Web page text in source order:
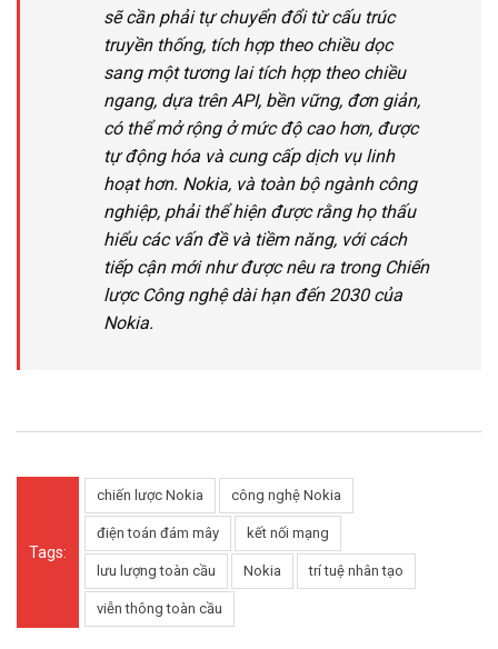
sẽ cần phải tự chuyển đổi từ cấu trúc
truyền thống, tích hợp theo chiều dọc
sang một tương lai tích hợp theo chiều
ngang, dựa trên API, bền vững, đơn giản,
có thể mở rộng ở mức độ cao hơn, được
tự động hóa và cung cấp dịch vụ linh
hoạt hơn. Nokia, và toàn bộ ngành công
nghiệp, phải thể hiện được rằng họ thấu
hiểu các vấn đề và tiềm năng, với cách
tiếp cận mới như được nêu ra trong Chiến
lược Công nghệ dài hạn đến 2030 của
Nokia.
Tags:
chiến lược Nokia công nghệ Nokia
điện toán đám mây kết nối mạng
lưu lượng toàn cầu Nokia trí tuệ nhân tạo
viễn thông toàn cầu